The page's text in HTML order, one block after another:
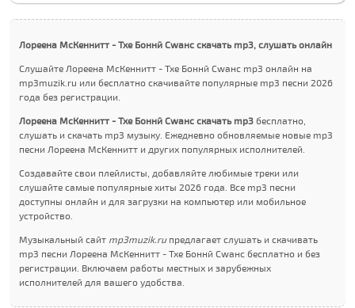
Лореена МcКеннитт - Тхе Боннй Сwанс скачать mp3, слушать онлайн
Слушайте Лореена МcКеннитт - Тхе Боннй Сwанс mp3 онлайн на
mp3muzik.ru или бесплатно скачивайте популярные mp3 песни 2026
года без регистрации.
Лореена МcКеннитт - Тхе Боннй Сwанс скачать mp3 бесплатно,
слушать и скачать mp3 музыку. Ежедневно обновляемые новые mp3
песни Лореена МcКеннитт и других популярных исполнителей.
Создавайте свои плейлисты, добавляйте любимые треки или
слушайте самые популярные хиты 2026 года. Все mp3 песни
доступны онлайн и для загрузки на компьютер или мобильное
устройство.
Музыкальный сайт mp3muzik.ruпредлагает слушать и скачивать
mp3 песни Лореена МcКеннитт - Тхе Боннй Сwанс бесплатно и без
регистрации. Включаем работы местных и зарубежных
исполнителей для вашего удобства.